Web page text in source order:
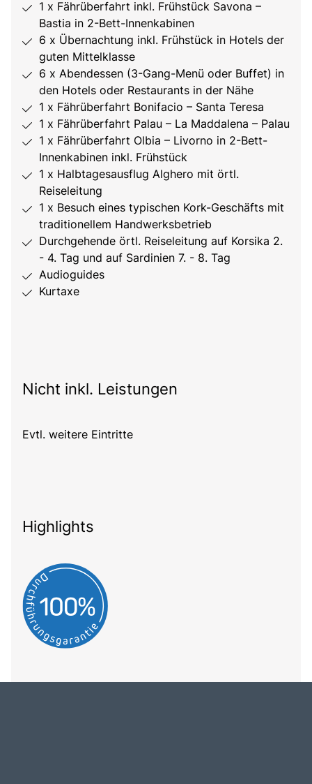
1 x Fährüberfahrt inkl. Frühstück Savona –
Bastia in 2-Bett-Innenkabinen
6 x Übernachtung inkl. Frühstück in Hotels der
guten Mittelklasse
6 x Abendessen (3-Gang-Menü oder Buffet) in
den Hotels oder Restaurants in der Nähe
1 x Fährüberfahrt Bonifacio – Santa Teresa
1 x Fährüberfahrt Palau – La Maddalena – Palau
1 x Fährüberfahrt Olbia – Livorno in 2-Bett-
Innenkabinen inkl. Frühstück
1 x Halbtagesausflug Alghero mit örtl.
Reiseleitung
1 x Besuch eines typischen Kork-Geschäfts mit
traditionellem Handwerksbetrieb
Durchgehende örtl. Reiseleitung auf Korsika 2.
- 4. Tag und auf Sardinien 7. - 8. Tag
Audioguides
Kurtaxe
Nicht inkl. Leistungen
Evtl. weitere Eintritte
Highlights